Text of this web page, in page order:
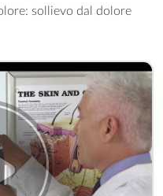
sollievo dal dolore